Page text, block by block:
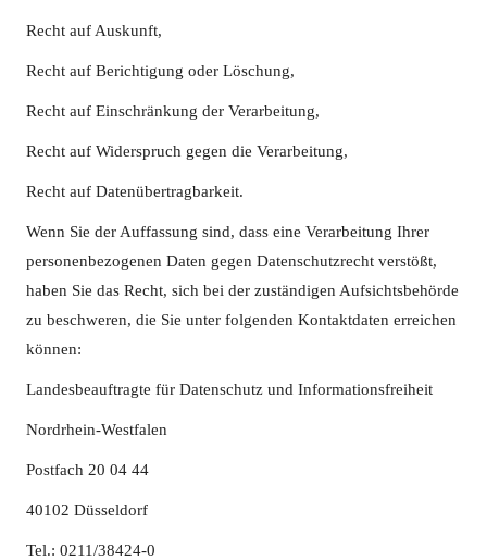
Recht auf Auskunft,
Recht auf Berichtigung oder Löschung,
Recht auf Einschränkung der Verarbeitung,
Recht auf Widerspruch gegen die Verarbeitung,
Recht auf Datenübertragbarkeit.
Wenn Sie der Auffassung sind, dass eine Verarbeitung Ihrer
personenbezogenen Daten gegen Datenschutzrecht verstößt,
haben Sie das Recht, sich bei der zuständigen Aufsichtsbehörde
zu beschweren, die Sie unter folgenden Kontaktdaten erreichen
können:
Landesbeauftragte für Datenschutz und Informationsfreiheit
Nordrhein-Westfalen
Postfach 20 04 44
40102 Düsseldorf
Tel.: 0211/38424-0